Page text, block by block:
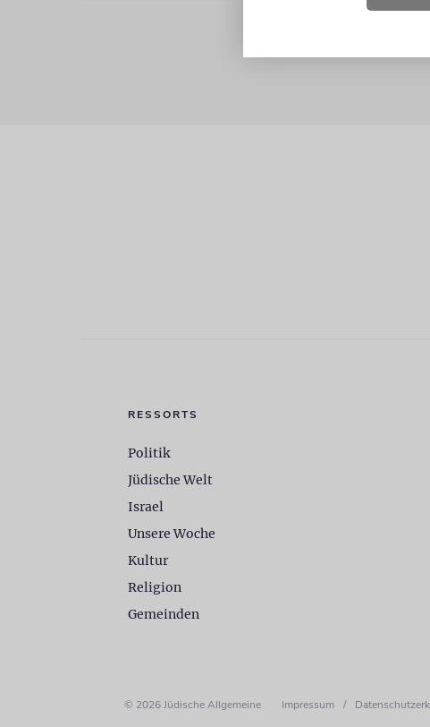
RESSORTS
Politik
Jüdische Welt
Israel
Unsere Woche
Kultur
Religion
Gemeinden
© 2026 Jüdische Allgemeine Impressum /